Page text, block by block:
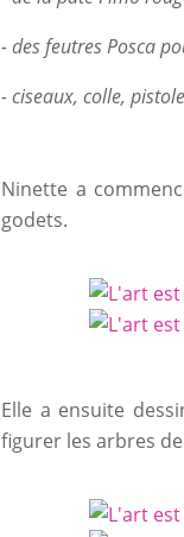
- des feutres Posca
- ciseaux, colle,
Ninette a
godets.
Elle a ensuite
figurer les arbres